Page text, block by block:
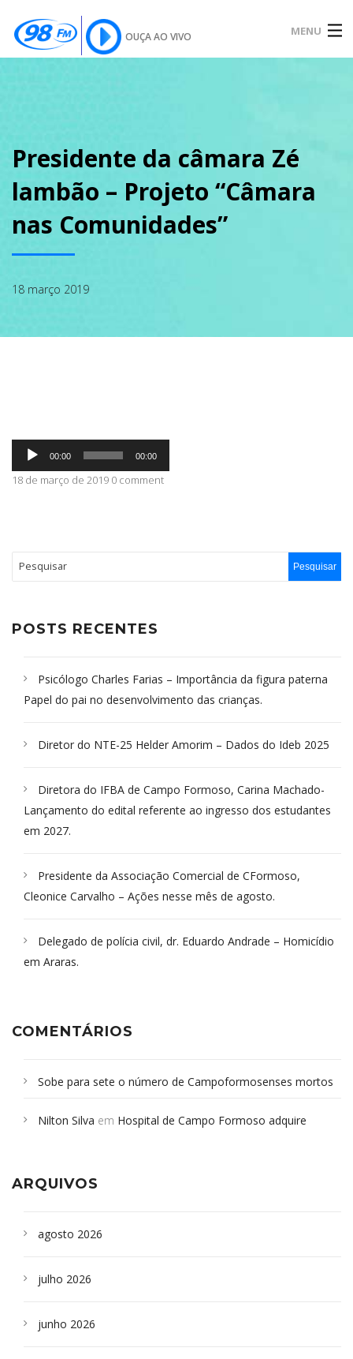
OUÇA AO VIVO MENU
SOBRE
CONTATO
Presidente da câmara Zé
lambão – Projeto “Câmara
nas Comunidades”
18 março 2019
Tocador
áudio
00:00 00:00
18 de março de 2019 0 comment
POSTS RECENTES
Psicólogo Charles Farias – Importância da figura paterna
Papel do pai no desenvolvimento das crianças.
Diretor do NTE-25 Helder Amorim – Dados do Ideb 2025
Diretora do IFBA de Campo Formoso, Carina Machado-
Lançamento do edital referente ao ingresso dos estudantes
em 2027.
Presidente da Associação Comercial de CFormoso,
Cleonice Carvalho – Ações nesse mês de agosto.
Delegado de polícia civil, dr. Eduardo Andrade – Homicídio
em Araras.
COMENTÁRIOS
Sobe para sete o número de Campoformosenses mortos
Campoformosenses que morreram em desabamentos são
Nilton Silva em Hospital de Campo Formoso adquire
ARQUIVOS
agosto 2026
julho 2026
junho 2026